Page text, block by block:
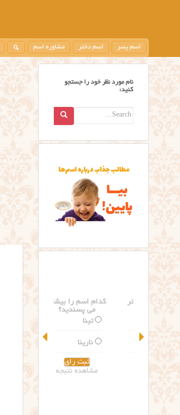
m
i
n
t
e
n
اسم پسر اسم دختر مشاوره اسم
نام مورد نظر خود را جستجو
کنید:
Search
کدام اسم را بیشتر
می پسندید؟
تینا
نارینا
مشاهده نتیجه